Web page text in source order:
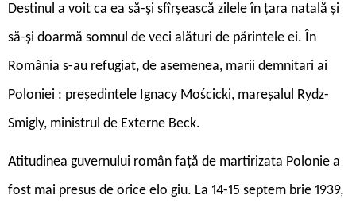
Destinul a voit ca ea să-și sfîrșească zilele în țara natală și
să-și doarmă somnul de veci alături de părintele ei. În
România s-au refugiat, de asemenea, marii demnitari ai
Poloniei : președintele Ignacy Mościcki, mareșalul Rydz-
Smigly, ministrul de Externe Beck.
Atitudinea guvernului român față de martirizata Polonie a
fost mai presus de orice elo ­giu. La 14-15 septem ­brie 1939,